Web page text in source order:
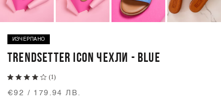
ИЗЧЕРПАНО
TRENDSETTER ICON ЧЕХЛИ - BLUE
(1)
€92 / 179.94 ЛВ.